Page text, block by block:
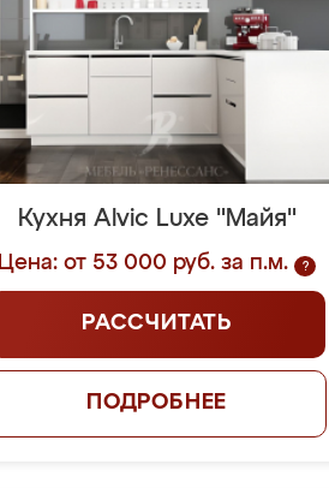
Кухня Alvic Luxe "Майя"
Цена: от 53 000 руб. за п.м. ?
РАССЧИТАТЬ
ПОДРОБНЕЕ